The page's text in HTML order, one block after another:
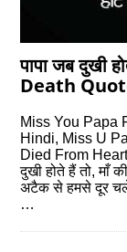
पापा जब दुखी
Death
Miss You Papa
Hindi, Miss U
Died From
दुखी होते हैं तो, माँ
अटैक से हमसे दूर
…